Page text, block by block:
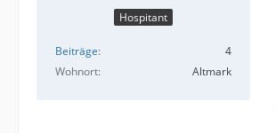
Hospitant
Beiträge
4
Wohnort
Altmark